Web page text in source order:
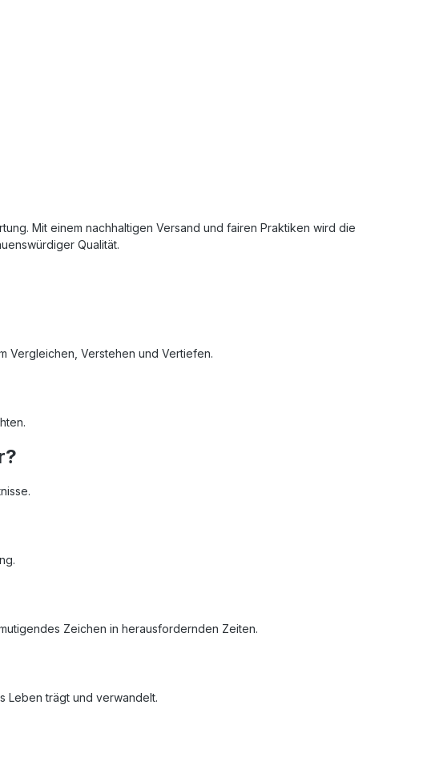
Mit einem nachhaltigen Versand und fairen Praktiken wird die
Qualität.
Vergleichen, Verstehen und Vertiefen.
Zeichen in herausfordernden Zeiten.
Leben trägt und verwandelt.